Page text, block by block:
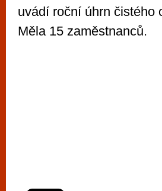
uvádí roční úhrn čistého
Měla 15 zaměstnanců.